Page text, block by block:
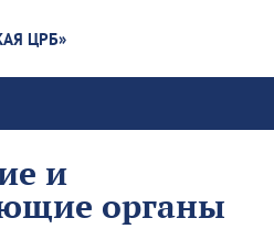
ЦРБ»
и
органы